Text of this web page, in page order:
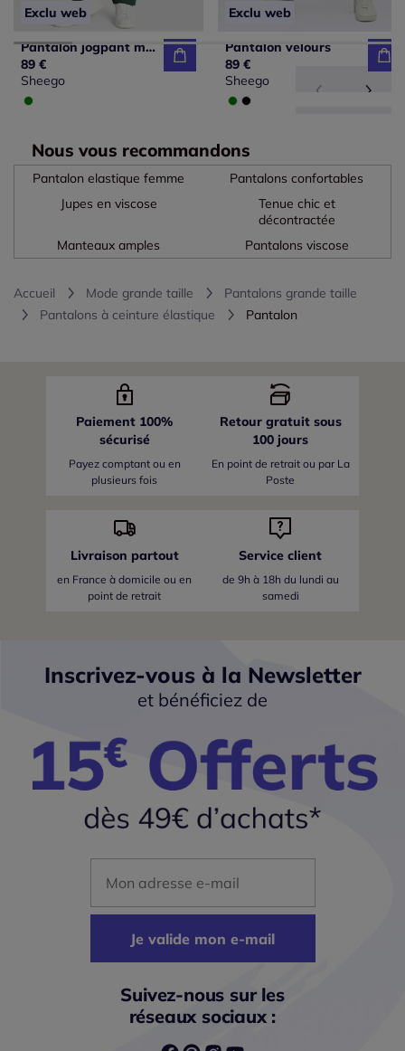
Exclu web
Pantalon jogpant modern fit
89 €
Sheego
Exclu web
Pantalon velours
89 €
Sheego
Nous vous recommandons
Pantalon elastique femme
Jupes en viscose
Pantalons confortables
Tenue chic et
décontractée
Manteaux amples
Pantalons viscose
Accueil Mode grande taille
Pantalons grande taille
Pantalons à ceinture élastique
Pantalon
Paiement 100%
sécurisé
Payez comptant ou en
plusieurs fois
Retour gratuit sous
100 jours
En point de retrait ou par La
Poste
Livraison partout
en France à domicile ou en
point de retrait
Service client
de 9h à 18h du lundi au
samedi
Inscrivez-vous à la Newsletter
et bénéficiez de
Je valide mon e-mail
Suivez-nous sur les
réseaux sociaux :